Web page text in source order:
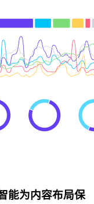
能为内容布局保